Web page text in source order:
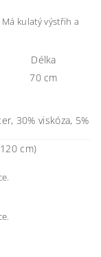
kulatý výstřih a
Délka
70 cm
30% viskóza, 5%
cm)